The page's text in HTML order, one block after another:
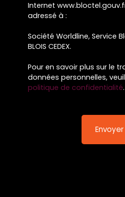
Internet
adressé à :
Société Worldline, Service
BLOIS CEDEX.
Pour en savoir plus sur le
données personnelles,
politique de confidentialité.
Envoyer